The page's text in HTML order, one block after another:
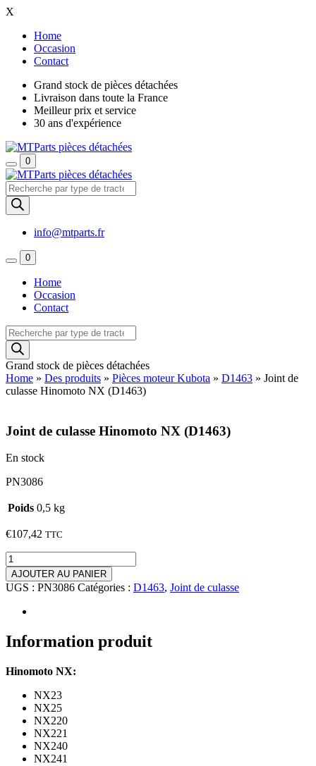
X
Home
Occasion
Contact
Grand stock de pièces détachées
Livraison dans toute la France
Meilleur prix et service
30 ans d'expérience
0
Recherche
de
produits
info@mtparts.fr
0
Home
Occasion
Contact
Recherche
de
produits
Grand stock de pièces détachées
Home » Des produits » Pièces moteur Kubota » D1463 » Joint de
culasse Hinomoto NX (D1463)
Joint de culasse Hinomoto NX (D1463)
En stock
PN3086
Poids 0,5 kg
€107,42 TTC
quantité
de
Joint
de
culasse
NX
(D1463)
AJOUTER AU PANIER
UGS : PN3086 Catégories : D1463, Joint de culasse
Information produit
Hinomoto NX:
NX23
NX25
NX220
NX221
NX240
NX241